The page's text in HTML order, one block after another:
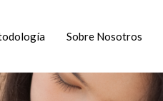
Sobre Nosotros